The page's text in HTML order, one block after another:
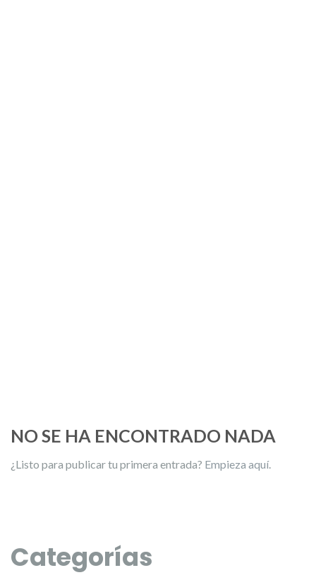
NO SE HA ENCONTRADO NADA
¿Listo para publicar tu primera entrada? Empieza aquí.
Categorías